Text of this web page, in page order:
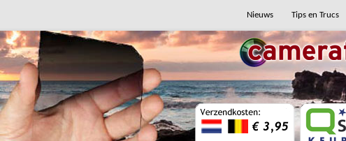
Nieuws Tips en Trucs